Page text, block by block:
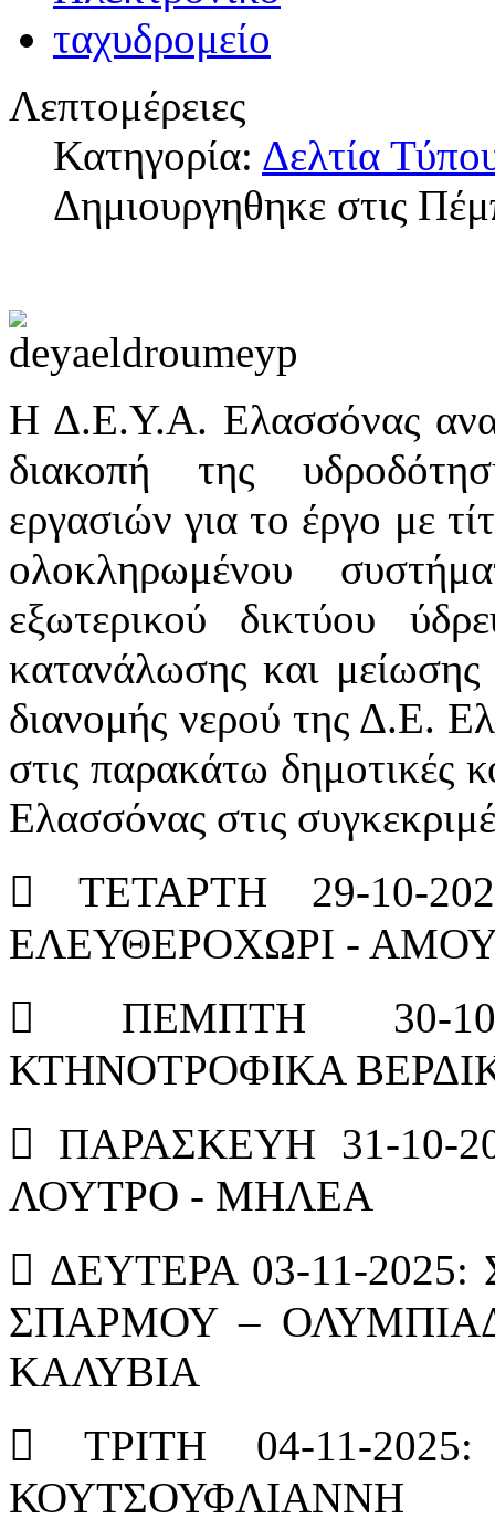
Λεπτομέρειες
Κατηγορία: Δελτία
Δημιουργηθηκε στις
Η Δ.Ε.Υ.Α. Ελασσόνας
διακοπή της
εργασιών για το έργο με
ολοκληρωμένου
εξωτερικού δικτύου
κατανάλωσης και
διανομής νερού της Δ.Ε.
στις παρακάτω δημοτικές
Ελασσόνας στις
 ΤΕΤΑΡΤΗ 29-10-
ΕΛΕΥΘΕΡΟΧΩΡΙ -
 ΠΕΜΠΤΗ 30-10-
ΚΤΗΝΟΤΡΟΦΙΚΑ
 ΠΑΡΑΣΚΕΥΗ 31-10-
ΛΟΥΤΡΟ - ΜΗΛΕΑ
 ΔΕΥΤΕΡΑ 03-11-
ΣΠΑΡΜΟΥ –
ΚΑΛΥΒΙΑ
 ΤΡΙΤΗ 04-11-
ΚΟΥΤΣΟΥΦΛΙΑΝΝΗ